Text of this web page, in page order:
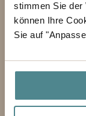
stimmen Sie der
können Ihre
Sie auf
BETREFF
GESCHÄFT